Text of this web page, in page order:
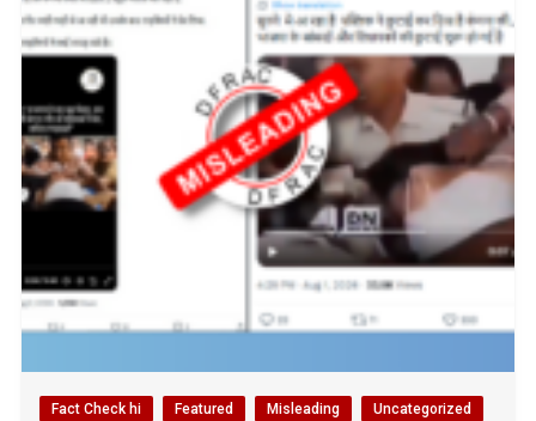
Fact Check hi Featured Misleading Uncategorized